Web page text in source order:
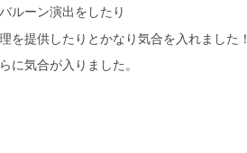
ルーン演出をしたり
を提供したりとかなり気合を入れました！
に気合が入りました。